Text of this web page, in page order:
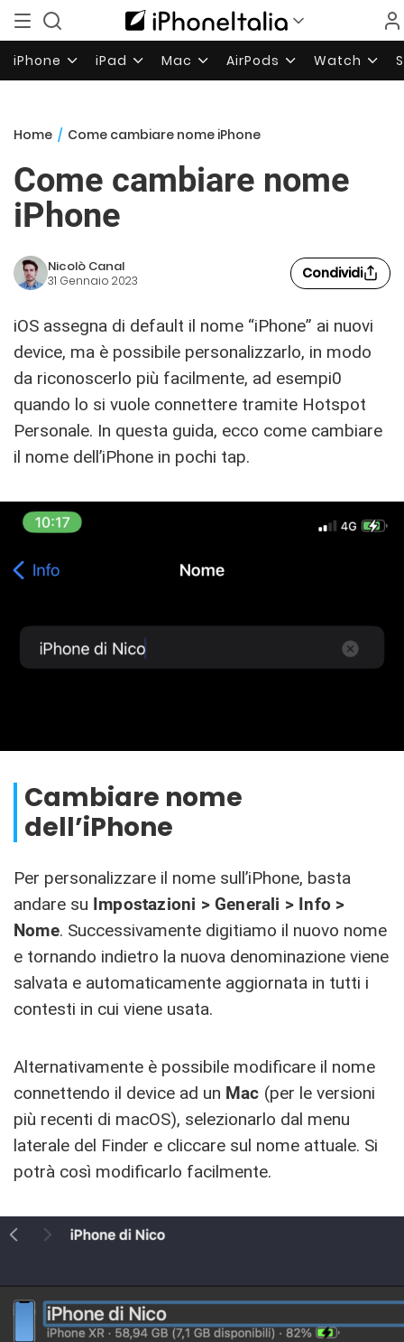
iPhone iPad Mac AirPods Watch
Home / Come cambiare nome iPhone
Come cambiare nome
iPhone
Nicolò Canal
31 Gennaio 2023 Condividi
iOS assegna di default il nome “iPhone” ai nuovi
device, ma è possibile personalizzarlo, in modo
da riconoscerlo più facilmente, ad esempi0
quando lo si vuole connettere tramite Hotspot
Personale. In questa guida, ecco come cambiare
il nome dell’iPhone in pochi tap.
Cambiare nome
dell’iPhone
Per personalizzare il nome sull’iPhone, basta
andare su Impostazioni > Generali > Info >
Nome. Successivamente digitiamo il nuovo nome
e tornando indietro la nuova denominazione viene
salvata e automaticamente aggiornata in tutti i
contesti in cui viene usata.
Alternativamente è possibile modificare il nome
connettendo il device ad un Mac (per le versioni
più recenti di macOS), selezionarlo dal menu
laterale del Finder e cliccare sul nome attuale. Si
potrà così modificarlo facilmente.